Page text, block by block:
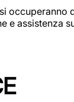
si
e assistenza